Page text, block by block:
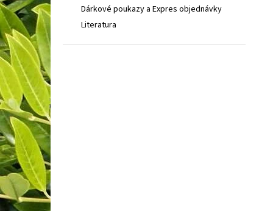
Dárkové poukazy a Expres objednávky
Literatura